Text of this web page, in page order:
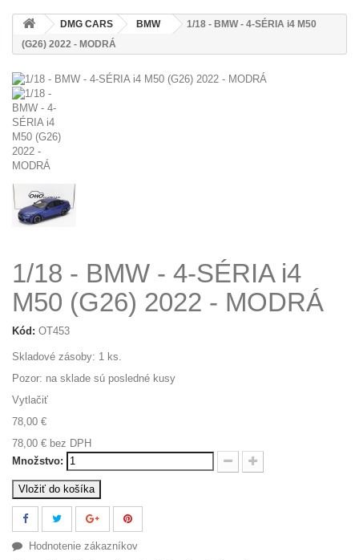
DMG CARS BMW
1/18 - BMW - 4-SÉRIA i4 M50
(G26) 2022 - MODRÁ
1/18 - BMW - 4-SÉRIA i4
M50 (G26) 2022 - MODRÁ
Kód: OT453
Skladové zásoby: 1 ks.
Pozor: na sklade sú posledné kusy
Vytlačiť
78,00 €
78,00 € bez DPH
Množstvo:
Vložiť do košíka
Hodnotenie zákazníkov